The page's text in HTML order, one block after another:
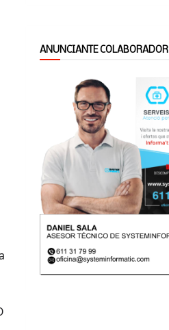
ANUNCIANTE COLABORADOR